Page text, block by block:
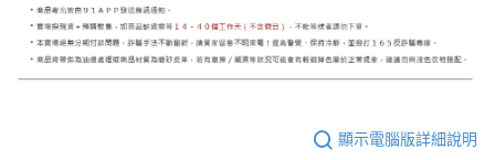
顯示電腦版詳細說明